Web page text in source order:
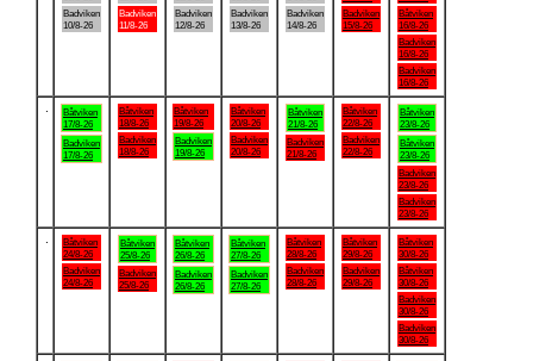
Badviken
10/8-26
Badviken
11/8-26
Badviken
12/8-26
Badviken
13/8-26
Badviken
14/8-26
Badviken
15/8-26
Båtviken
16/8-26
Badviken
16/8-26
Badviken
16/8-26
Båtviken
17/8-26
Badviken
17/8-26
Båtviken
18/8-26
Badviken
18/8-26
Båtviken
19/8-26
Badviken
19/8-26
Båtviken
20/8-26
Badviken
20/8-26
Båtviken
21/8-26
Badviken
21/8-26
Båtviken
22/8-26
Badviken
22/8-26
Båtviken
23/8-26
Båtviken
23/8-26
Badviken
23/8-26
Badviken
23/8-26
Båtviken
24/8-26
Badviken
24/8-26
Båtviken
25/8-26
Badviken
25/8-26
Båtviken
26/8-26
Badviken
26/8-26
Båtviken
27/8-26
Badviken
27/8-26
Båtviken
28/8-26
Badviken
28/8-26
Båtviken
29/8-26
Badviken
29/8-26
Båtviken
30/8-26
Båtviken
30/8-26
Badviken
30/8-26
Badviken
30/8-26